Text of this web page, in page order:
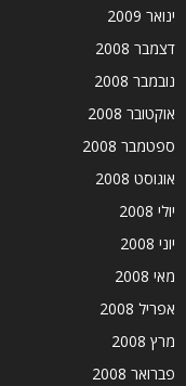
ינואר 2009
דצמבר 2008
נובמבר 2008
אוקטובר 2008
ספטמבר 2008
אוגוסט 2008
יולי 2008
יוני 2008
מאי 2008
אפריל 2008
מרץ 2008
פברואר 2008